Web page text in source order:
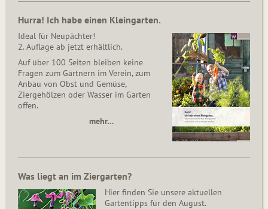
Hurra! Ich habe einen Kleingarten.
Ideal für Neupächter!
2. Auflage ab jetzt erhältlich.
Auf über 100 Seiten bleiben keine
Fragen zum Gärtnern im Verein, zum
Anbau von Obst und Gemüse,
Ziergehölzen oder Wasser im Garten
offen.
mehr…
Was liegt an im Ziergarten?
Hier finden Sie unsere aktuellen
Gartentipps für den August.